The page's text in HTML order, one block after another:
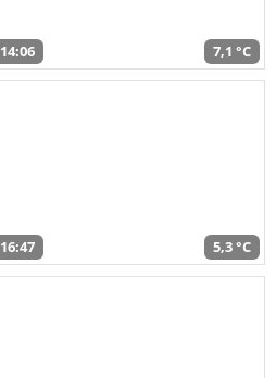
14:06 7,1 °C
16:47 5,3 °C